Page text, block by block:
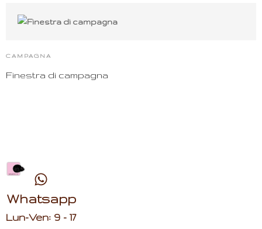
CAMPAGNA
Finestra di campagna
Whatsapp
Lun-Ven: 9 - 17